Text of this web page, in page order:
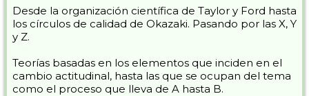
Desde la organización científica de Taylor y Ford hasta
los círculos de calidad de Okazaki. Pasando por las X, Y
y Z.
Teorías basadas en los elementos que inciden en el
cambio actitudinal, hasta las que se ocupan del tema
como el proceso que lleva de A hasta B.